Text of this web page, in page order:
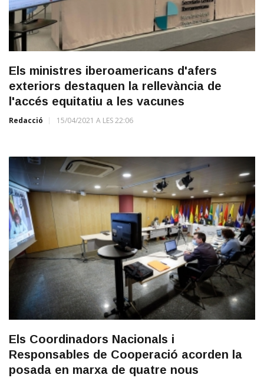
Els ministres iberoamericans d'afers
exteriors destaquen la rellevància de
l'accés equitatiu a les vacunes
Redacció 15/04/2021 A LES 22:06
Els Coordinadors Nacionals i
Responsables de Cooperació acorden la
posada en marxa de quatre nous